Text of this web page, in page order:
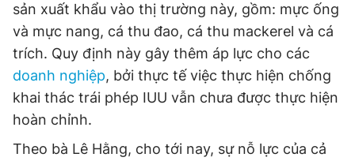
sản xuất khẩu vào thị trường này, gồm: mực ống
và mực nang, cá thu đao, cá thu mackerel và cá
trích. Quy định này gây thêm áp lực cho các
doanh nghiệp, bởi thực tế việc thực hiện chống
khai thác trái phép IUU vẫn chưa được thực hiện
hoàn chỉnh.
Theo bà Lê Hằng, cho tới nay, sự nỗ lực của cả